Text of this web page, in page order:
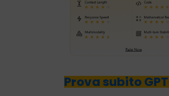
Prova subito